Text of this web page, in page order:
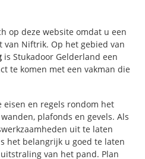
op deze website omdat u een
Niftrik. Op het gebied van
is Stukadoor Gelderland een
te komen met een vakman die
eisen en regels rondom het
plafonds en gevels. Als
uit te laten
het belangrijk u goed te laten
van het pand. Plan